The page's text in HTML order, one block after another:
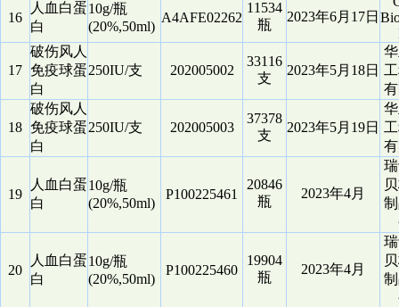
16
人血白蛋
白
10g/瓶
(20%,50ml)
A4AFE02262
11534
瓶
2023年6月17日
17
破伤风人
免疫球蛋
白
250IU/支 202005002
33116
支
2023年5月18日
18
破伤风人
免疫球蛋
白
250IU/支 202005003
37378
支
2023年5月19日
19
人血白蛋
白
10g/瓶
(20%,50ml)
P100225461
20846
瓶
2023年4月
20
人血白蛋
白
10g/瓶
(20%,50ml)
P100225460
19904
瓶
2023年4月